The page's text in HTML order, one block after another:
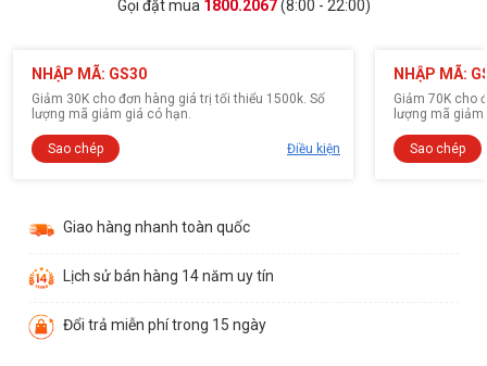
Gọi đặt mua 1800.2067(8:00 - 22:00)
NHẬP MÃ: GS30
Giảm 30K cho đơn hàng giá trị tối thiểu 1500k. Số
lượng mã giảm giá có hạn.
Sao chép Điều kiện
NHẬP MÃ:
Giảm 70K cho
lượng mã
Sao chép
Giao hàng nhanh toàn quốc
Lịch sử bán hàng 14 năm uy tín
Đổi trả miễn phí trong 15 ngày